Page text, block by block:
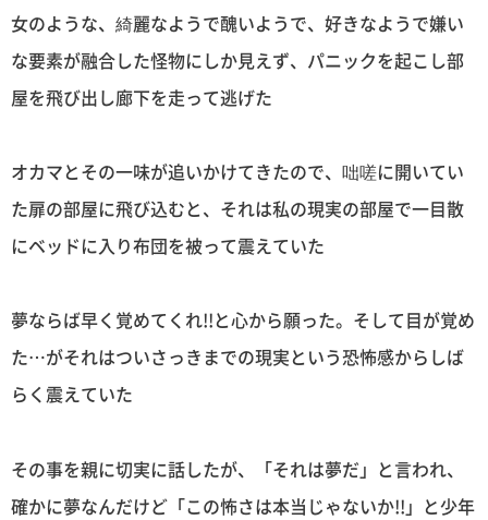
女のような、綺麗なようで醜いようで、好きなようで嫌い
な要素が融合した怪物にしか見えず、パニックを起こし部
屋を飛び出し廊下を走って逃げた
オカマとその一味が追いかけてきたので、咄嗟に開いてい
た扉の部屋に飛び込むと、それは私の現実の部屋で一目散
にベッドに入り布団を被って震えていた
夢ならば早く覚めてくれ!!と心から願った。そして目が覚め
た…がそれはついさっきまでの現実という恐怖感からしば
らく震えていた
その事を親に切実に話したが、「それは夢だ」と言われ、
確かに夢なんだけど「この怖さは本当じゃないか!!」と少年